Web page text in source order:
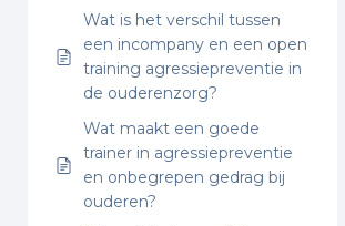
Wat is het verschil tussen
een incompany en een open
training agressiepreventie in
de ouderenzorg?
Wat maakt een goede
trainer in agressiepreventie
en onbegrepen gedrag bij
ouderen?